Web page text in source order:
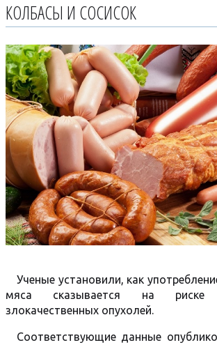
КОЛБАСЫ И СОСИСОК
Ученые установили, как
мяса сказывается на риске
злокачественных опухолей.
Соответствующие данные